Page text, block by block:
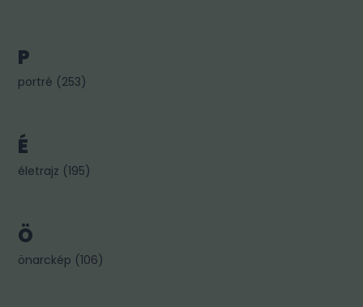
P
portré (253)
É
életrajz (195)
Ö
önarckép (106)